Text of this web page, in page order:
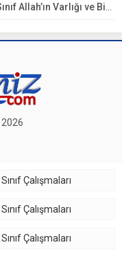
Allah’ın Varlığı ve Birliği Testi – Online Çöz
2026
Çalışmaları
Çalışmaları
Çalışmaları